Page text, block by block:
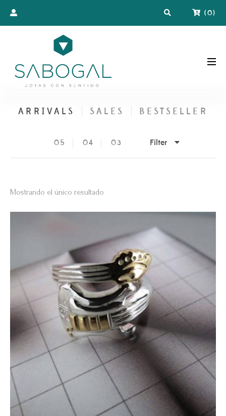
(0)
ARRIVALS SALES BESTSELLER
05 04 03 Filter
Mostrando el único resultado